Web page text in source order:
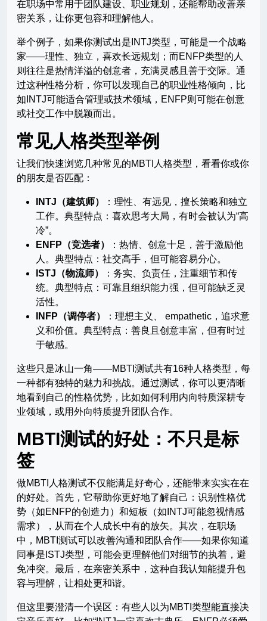
在职场中常用于团队建设、职业规划，还能帮助改善亲
密关系，让你更包容和理解他人。
举个例子，如果你测试出是INTJ类型，可能是一个战略
家——理性、独立，喜欢长远规划；而ENFP类型的人
则往往是热情洋溢的创意者，充满灵感且善于交际。通
过这种性格分析，你可以发现自己的职业性格倾向，比
如INTJ可能适合管理或技术领域，ENFP则可能在创意
或社交工作中脱颖而出。
常见人格类型举例
让我们快速浏览几种常见的MBTI人格类型，看看你或你
的朋友是否匹配：
INTJ（建筑师）
：理性、有远见，擅长策略和独立
工作。典型特点：喜欢思考大局，有时会被认为“高
冷”。
ENFP（竞选者）
：热情、创意十足，善于激励他
人。典型特点：社交高手，但可能容易分心。
ISTJ（物流师）
：务实、负责任，注重细节和传
统。典型特点：可靠且组织能力强，但可能缺乏灵
活性。
INFP（调停者）
：理想主义、 empathetic，追求意
义和价值。典型特点：善良且创意丰富，但有时过
于敏感。
这些只是冰山一角——MBTI测试共有16种人格类型，每
一种都有独特的魅力和挑战。通过测试，你可以更清晰
地看到自己的性格优势，比如如何利用内向特质深耕专
业领域，或用外向特质提升团队合作。
MBTI测试的好处：不只是标
签
做MBTI人格测试不仅能满足好奇心，还能带来实实在在
的好处。首先，它帮助你更好地了解自己：识别性格优
势（如ENFP的创造力）和短板（如INTJ可能忽视情感
需求），从而在个人成长中有的放矢。其次，在职场
中，MBTI测试可以改善沟通和团队合作——如果你知道
同事是ISTJ类型，可能会更理解他们对细节的执着，避
免冲突。最后，在亲密关系中，这种自我认知能提升包
容与理解，让相处更和谐。
但这里要澄清一个误区：有些人以为MBTI类型能直接决